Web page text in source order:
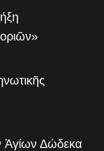
Ἁγίων Δώδεκα